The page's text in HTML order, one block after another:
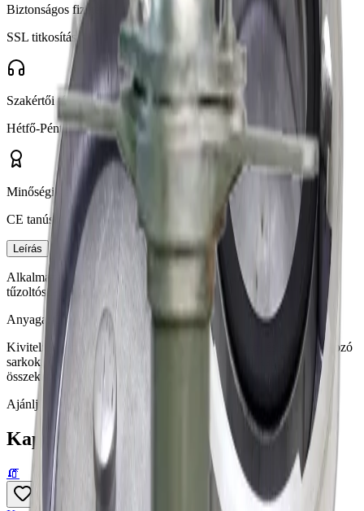
Biztonságos fizetés
SSL titkosítás
Szakértői támogatás
Hétfő-Péntek
Minőségi garancia
CE tanúsítvány
Leírás
Alkalmazási terület: Oltóanyag-szállító tűzoltótömlők,
tűzoltószerelvények, vízforrások lezárása.
Anyaga: Ötvözött alumínium öntvény.
Kivitel: A kapocs felületén balesetveszélyt jelentő, és sérülést okozó
sarkok, élek nincsenek. A DIN szabvány szerinti kapcsokkal
összekapcsolható.
Ajánljuk még
Kapcsolódó termékek
🧯